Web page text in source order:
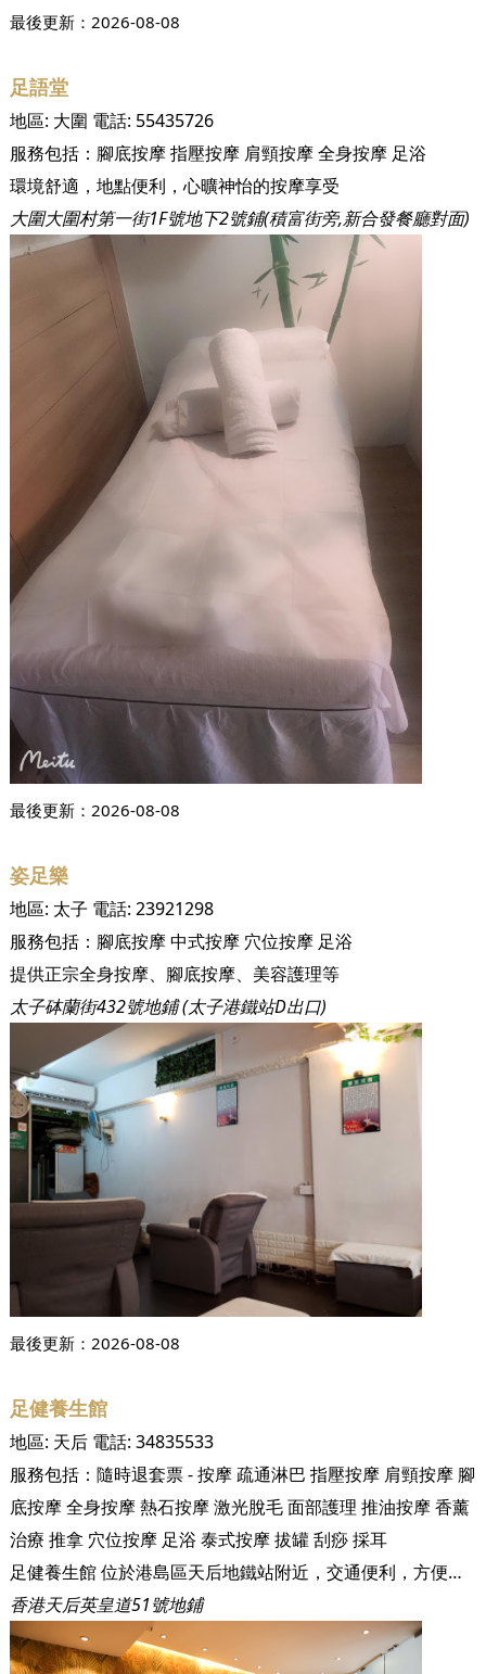
最後更新： 2026-08-08
足語堂
地區: 大圍 電話: 55435726
服務包括： 腳底按摩指壓按摩 肩頸按摩全身按摩 足浴
環境舒適，地點便利，心曠神怡的按摩享受
大圍大圍村第一街1F號地下2號鋪(積富街旁,新合發餐廳對面)
最後更新： 2026-08-08
姿足樂
地區: 太子 電話: 23921298
服務包括： 腳底按摩中式按摩 穴位按摩 足浴
提供正宗全身按摩、腳底按摩、美容護理等
太子砵蘭街432號地鋪 (太子港鐵站D出口)
最後更新： 2026-08-08
足健養生館
地區: 天后電話: 34835533
服務包括： 隨時退套票 - 按摩疏通淋巴 指壓按摩 肩頸按摩 腳
底按摩全身按摩熱石按摩激光脫毛面部護理 推油按摩香薰
治療 推拿 穴位按摩 足浴 泰式按摩拔罐刮痧採耳
足健養生館 位於港島區天后地鐵站附近，交通便利，方便附近居民或放工後的香港人到足健養生館 按摩一下放鬆身心。而且佔地二千多呎，地方寬敞有格調，有十多張按摩椅及多張按摩床，能容納多人同時進行按摩，不用擔心有擠迫感。
香港天后英皇道51號地鋪